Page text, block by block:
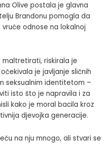
Olive postala je glavna
Brandonu pomogla da
odnose na lokalnoj
riskirala je
je javljanje sličnih
seksualnim identitetom –
isto što je napravila i za
kako je moral bacila kroz
djevojka generacije.
na nju mnogo, ali stvari se